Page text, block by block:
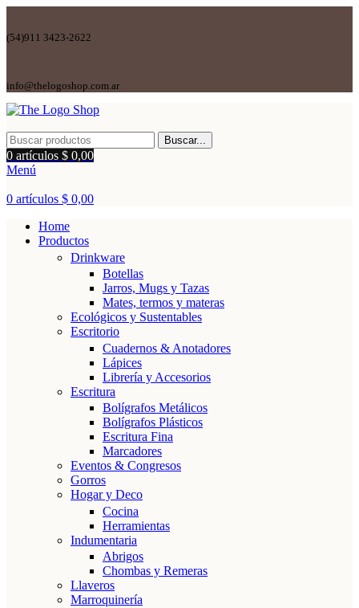
(54)911 3423-2622
info@thelogoshop.com.ar
Buscar...
0 artículos $ 0,00
Menú
0 artículos $ 0,00
Home
Productos
Drinkware
Botellas
Jarros, Mugs y Tazas
Mates, termos y materas
Ecológicos y Sustentables
Escritorio
Cuadernos & Anotadores
Lápices
Librería y Accesorios
Escritura
Bolígrafos Metálicos
Bolígrafos Plásticos
Escritura Fina
Marcadores
Eventos & Congresos
Gorros
Hogar y Deco
Cocina
Herramientas
Indumentaria
Abrigos
Chombas y Remeras
Llaveros
Marroquinería